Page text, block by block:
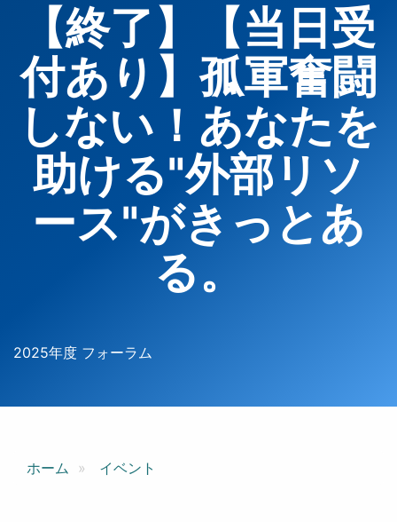
【終了】【当日受
付あり】孤軍奮闘
しない！あなたを
助ける"外部リソ
ース"がきっとあ
る。
2025年度 フォーラム
ホーム イベント